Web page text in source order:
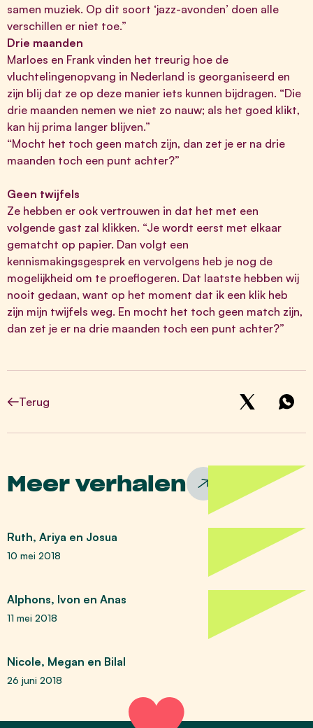
samen muziek. Op dit soort ‘jazz-avonden’ doen alle
verschillen er niet toe.”
Drie maanden
Marloes en Frank vinden het treurig hoe de
vluchtelingenopvang in Nederland is georganiseerd en
zijn blij dat ze op deze manier iets kunnen bijdragen. “Die
drie maanden nemen we niet zo nauw; als het goed klikt,
kan hij prima langer blijven.”
“Mocht het toch geen match zijn, dan zet je er na drie
maanden toch een punt achter?”
Geen twijfels
Ze hebben er ook vertrouwen in dat het met een
volgende gast zal klikken. “Je wordt eerst met elkaar
gematcht op papier. Dan volgt een
kennismakingsgesprek en vervolgens heb je nog de
mogelijkheid om te proeflogeren. Dat laatste hebben wij
nooit gedaan, want op het moment dat ik een klik heb
zijn mijn twijfels weg. En mocht het toch geen match zijn,
dan zet je er na drie maanden toch een punt achter?”
Terug
Meer verhalen
Ruth, Ariya en Josua
10 mei 2018
Alphons, Ivon en Anas
11 mei 2018
Nicole, Megan en Bilal
26 juni 2018